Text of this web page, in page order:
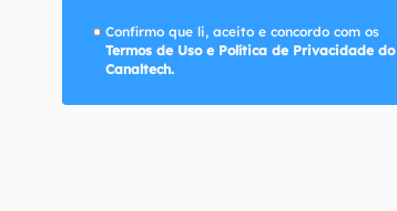
Confirmo que li, aceito e concordo com os
Termos de Uso e Política de Privacidade do
Canaltech.